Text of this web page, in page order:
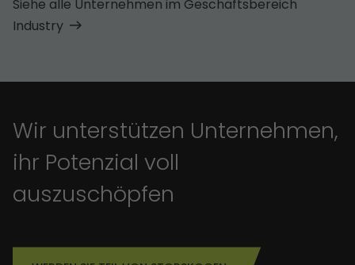
Siehe alle Unternehmen im Geschäfts­bereich
Industry
Wir unterstützen Unternehmen,
ihr Potenzial voll
auszuschöpfen